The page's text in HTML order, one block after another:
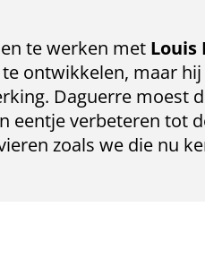
te werken met Louis
ontwikkelen, maar
Daguerre moest
eentje verbeteren tot
zoals we die nu